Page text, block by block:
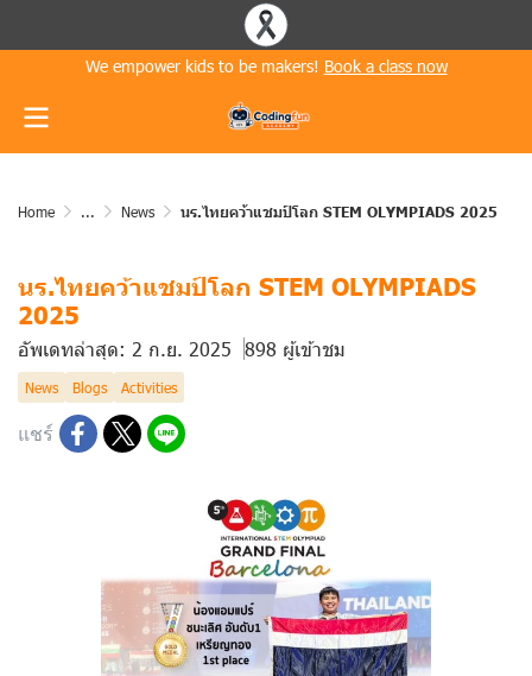
We empower kids to be makers! Book a class now
Home ... News นร.ไทยคว้าแชมป์โลก STEM OLYMPIADS 2025
นร.ไทยคว้าแชมป์โลก STEM OLYMPIADS
2025
อัพเดทล่าสุด: 2 ก.ย. 2025 898 ผู้เข้าชม
News Blogs Activities
แชร์